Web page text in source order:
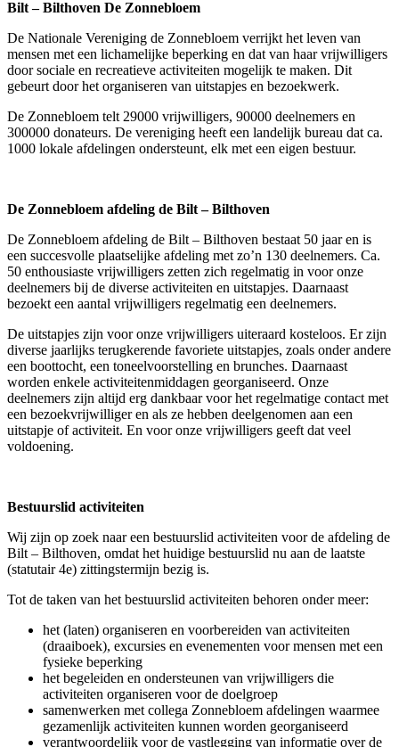
Bilt – Bilthoven De Zonnebloem
De Nationale Vereniging de Zonnebloem verrijkt het leven van
mensen met een lichamelijke beperking en dat van haar vrijwilligers
door sociale en recreatieve activiteiten mogelijk te maken. Dit
gebeurt door het organiseren van uitstapjes en bezoekwerk.
De Zonnebloem telt 29000 vrijwilligers, 90000 deelnemers en
300000 donateurs. De vereniging heeft een landelijk bureau dat ca.
1000 lokale afdelingen ondersteunt, elk met een eigen bestuur.
De Zonnebloem afdeling de Bilt – Bilthoven
De Zonnebloem afdeling de Bilt – Bilthoven bestaat 50 jaar en is
een succesvolle plaatselijke afdeling met zo’n 130 deelnemers. Ca.
50 enthousiaste vrijwilligers zetten zich regelmatig in voor onze
deelnemers bij de diverse activiteiten en uitstapjes. Daarnaast
bezoekt een aantal vrijwilligers regelmatig een deelnemers.
De uitstapjes zijn voor onze vrijwilligers uiteraard kosteloos. Er zijn
diverse jaarlijks terugkerende favoriete uitstapjes, zoals onder andere
een boottocht, een toneelvoorstelling en brunches. Daarnaast
worden enkele activiteitenmiddagen georganiseerd. Onze
deelnemers zijn altijd erg dankbaar voor het regelmatige contact met
een bezoekvrijwilliger en als ze hebben deelgenomen aan een
uitstapje of activiteit. En voor onze vrijwilligers geeft dat veel
voldoening.
Bestuurslid activiteiten
Wij zijn op zoek naar een bestuurslid activiteiten voor de afdeling de
Bilt – Bilthoven, omdat het huidige bestuurslid nu aan de laatste
(statutair 4e) zittingstermijn bezig is.
Tot de taken van het bestuurslid activiteiten behoren onder meer:
het (laten) organiseren en voorbereiden van activiteiten
(draaiboek), excursies en evenementen voor mensen met een
fysieke beperking
het begeleiden en ondersteunen van vrijwilligers die
activiteiten organiseren voor de doelgroep
samenwerken met collega Zonnebloem afdelingen waarmee
gezamenlijk activiteiten kunnen worden georganiseerd
verantwoordelijk voor de vastlegging van informatie over de